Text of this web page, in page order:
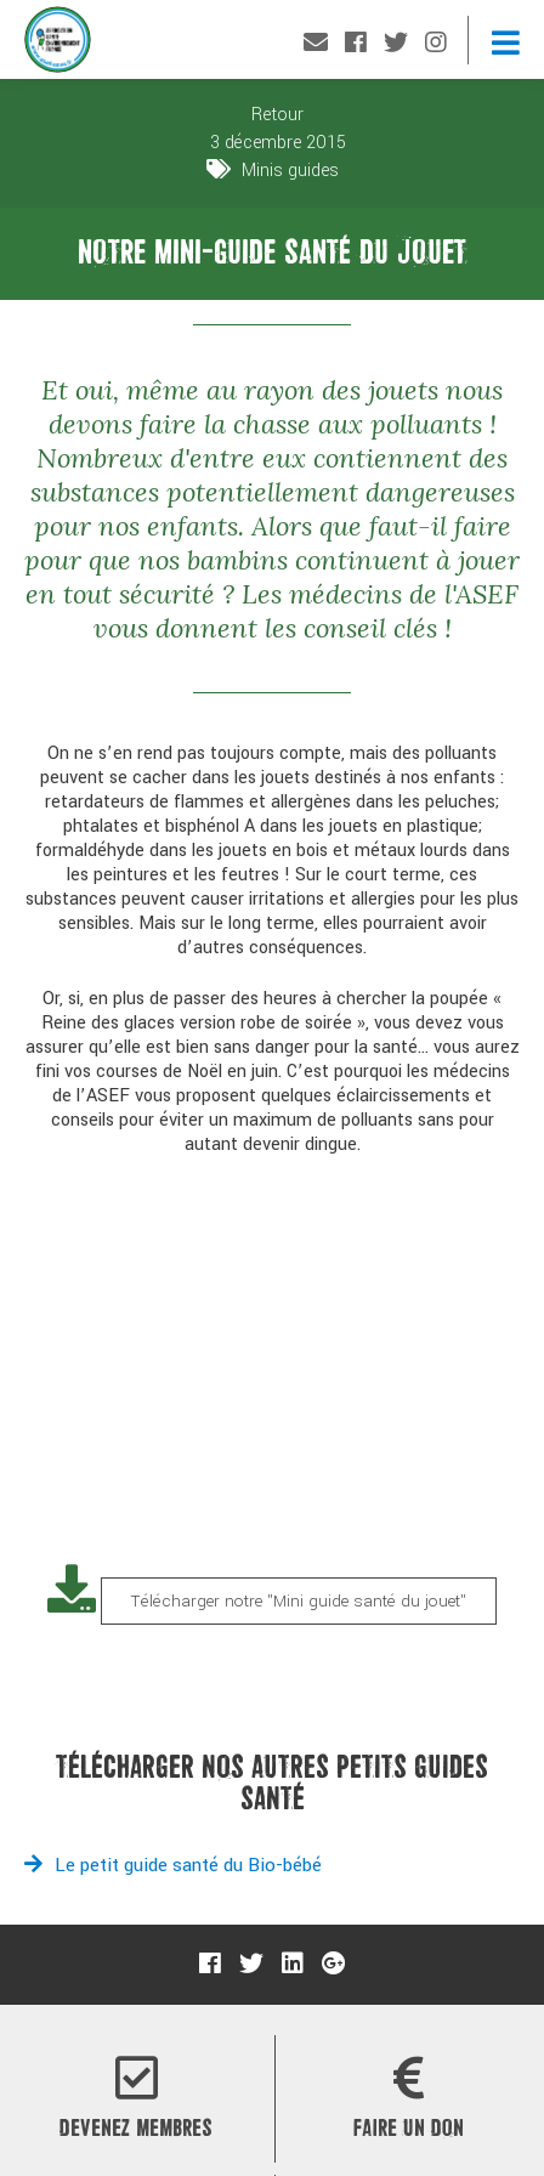
Retour
3 décembre 2015
Minis guides
NOTRE MINI-GUIDE SANTÉ DU JOUET
Et oui, même au rayon des jouets nous
devons faire la chasse aux polluants !
Nombreux d'entre eux contiennent des
substances potentiellement dangereuses
pour nos enfants. Alors que faut-il faire
pour que nos bambins continuent à jouer
en tout sécurité ? Les médecins de l'ASEF
vous donnent les conseil clés !
On ne s’en rend pas toujours compte, mais des polluants
peuvent se cacher dans les jouets destinés à nos enfants :
retardateurs de flammes et allergènes dans les peluches;
phtalates et bisphénol A dans les jouets en plastique;
formaldéhyde dans les jouets en bois et métaux lourds dans
les peintures et les feutres ! Sur le court terme, ces
substances peuvent causer irritations et allergies pour les plus
sensibles. Mais sur le long terme, elles pourraient avoir
d’autres conséquences.
Or, si, en plus de passer des heures à chercher la poupée «
Reine des glaces version robe de soirée », vous devez vous
assurer qu’elle est bien sans danger pour la santé… vous aurez
fini vos courses de Noël en juin. C’est pourquoi les médecins
de l’ASEF vous proposent quelques éclaircissements et
conseils pour éviter un maximum de polluants sans pour
autant devenir dingue.
Télécharger notre "Mini guide santé du jouet"
TÉLÉCHARGER NOS AUTRES PETITS GUIDES
SANTÉ
Le petit guide santé du Bio-bébé
DEVENEZ MEMBRES FAIRE UN DON